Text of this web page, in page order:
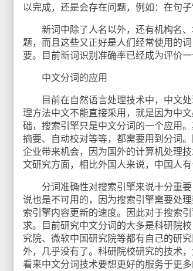
以完成，还是会存在问题，例如：在句子
新词中除了人名以外，还有机构名、
题，而且这些又正好是人们经常使用的
要。目前新词识别准确率已经成为评价
中文分词的应用
目前在自然语言处理技术中，中文处
理方法中文不能直接采用，就是因为中
础，搜索引擎只是中文分词的一个应用
摘要、自动校对等等，都需要用到分词
企业带来机会，因为国外的计算机处理
文研究方面，相比外国人来说，中国人有
分词准确性对搜索引擎来说十分重要
说也是不可用的，因为搜索引擎需要处
索引擎内容更新的速度。因此对于搜索
求。目前研究中文分词的大多是科研院
究院、微软中国研究院等都有自己的研
外，几乎没有了。科研院校研究的技术
看来中文分词技术要想更好的服务于更